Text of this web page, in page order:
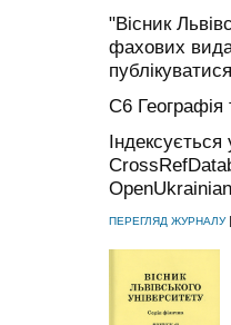
"Вісник
фахових
C6 Географія
Індексується
CrossRef
OpenUkrainian
ПЕРЕГЛЯД ЖУРНАЛУ|